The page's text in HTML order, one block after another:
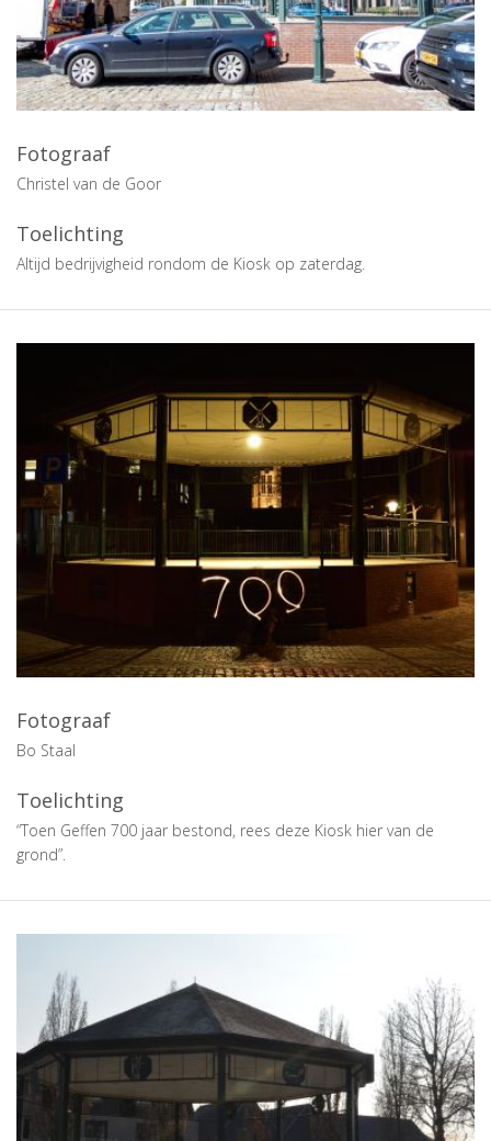
Fotograaf
Christel van de Goor
Toelichting
Altijd bedrijvigheid rondom de Kiosk op zaterdag.
Fotograaf
Bo Staal
Toelichting
“Toen Geffen 700 jaar bestond, rees deze Kiosk hier van de
grond”.